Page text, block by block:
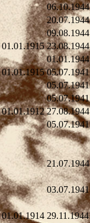
06.10.1944
20.07.1944
09.08.1944
01.01.1915 23.08.1944
01.01.1944
01.01.1915 05.07.1941
05.07.1941
05.07.1941
01.01.1912 27.08.1944
05.07.1941
21.07.1944
03.07.1941
01.01.1914 29.11.1944